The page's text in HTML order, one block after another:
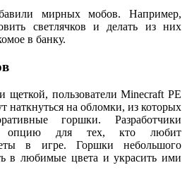
мирных мобов. Например,
светлячков и делать из них
в банку.
щеткой, пользователи Minecraft PE
наткнуться на обломки, из которых
горшки. Разработчики
опцию для тех, кто любит
в игре. Горшки небольшого
в любимые цвета и украсить ими